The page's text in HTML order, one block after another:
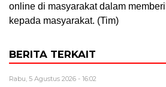
online di masyarakat dalam
kepada masyarakat. (Tim)
BERITA TERKAIT
Rabu, 5 Agustus 2026 - 16:02